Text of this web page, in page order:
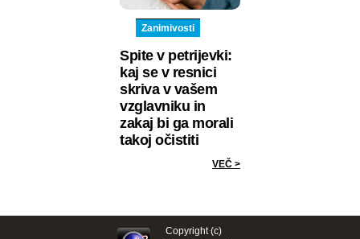
Zanimivosti
Spite v petrijevki:
kaj se v resnici
skriva v vašem
vzglavniku in
zakaj bi ga morali
takoj očistiti
VEČ >
Copyright (c)